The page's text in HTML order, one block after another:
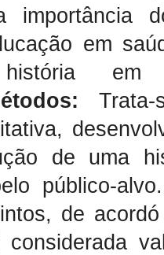
importância
em
em
Trata-
de uma
público-
de
considerada